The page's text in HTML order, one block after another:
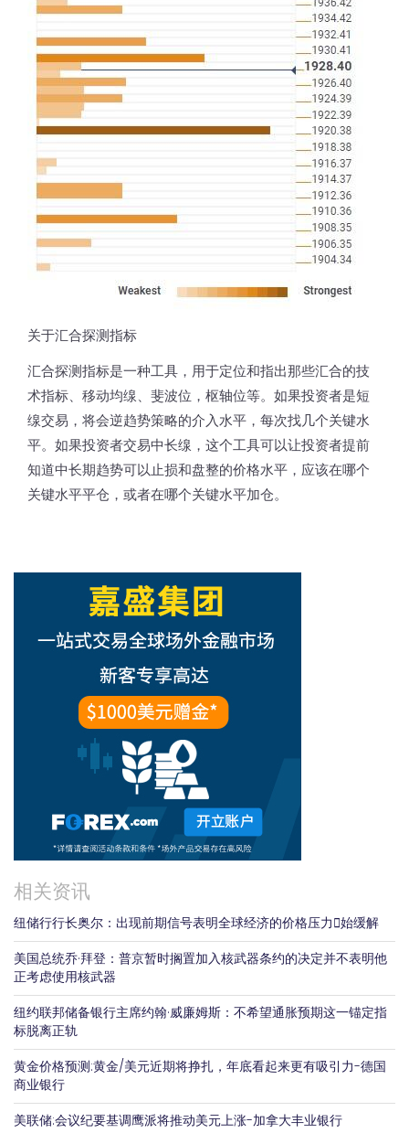
关于汇合探测指标
汇合探测指标是一种工具，用于定位和指出那些汇合的技
术指标、移动均缐、斐波位，枢轴位等。如果投资者是短
缐交易，将会逆趋势策略的介入水平，每次找几个关键水
平。如果投资者交易中长缐，这个工具可以让投资者提前
知道中长期趋势可以止损和盘整的价格水平，应该在哪个
关键水平平仓，或者在哪个关键水平加仓。
相关资讯
纽储行行长奥尔：出现前期信号表明全球经济的价格压力𫔭始缓解
美国总统乔·拜登：普京暂时搁置加入核武器条约的决定并不表明他
正考虑使用核武器
纽约联邦储备银行主席约翰·威廉姆斯：不希望通胀预期这一锚定指
标脱离正轨
黄金价格预测:黄金/美元近期将挣扎，年底看起来更有吸引力-德国
商业银行
美联储:会议纪要基调鹰派将推动美元上涨-加拿大丰业银行